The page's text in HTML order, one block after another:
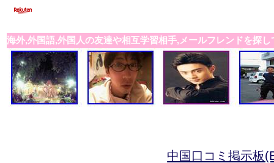
海外,外国語,外国人の友達や相互学習相手,メールフレンドを探し
中国口コミ掲示板